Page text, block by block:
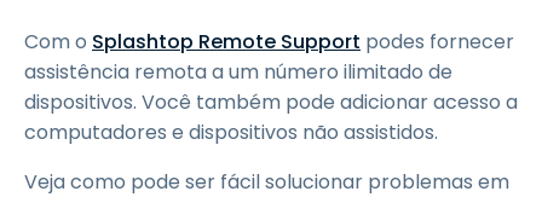
Com o Splashtop Remote Support podes fornecer
assistência remota a um número ilimitado de
dispositivos. Você também pode adicionar acesso a
computadores e dispositivos não assistidos.
Veja como pode ser fácil solucionar problemas em